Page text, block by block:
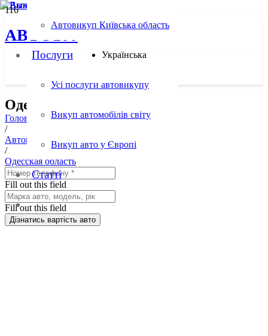
АВТО100
Українська
Автовикуп Київська область
Послуги
Усі послуги автовикупу
Викуп автомобілів світу
Викуп авто у Європі
Статті
Одесская область
Головна
/
Автовикуп у містах
/
Одесская область
Fill out this field
Fill out this field
Дізнатись вартість авто